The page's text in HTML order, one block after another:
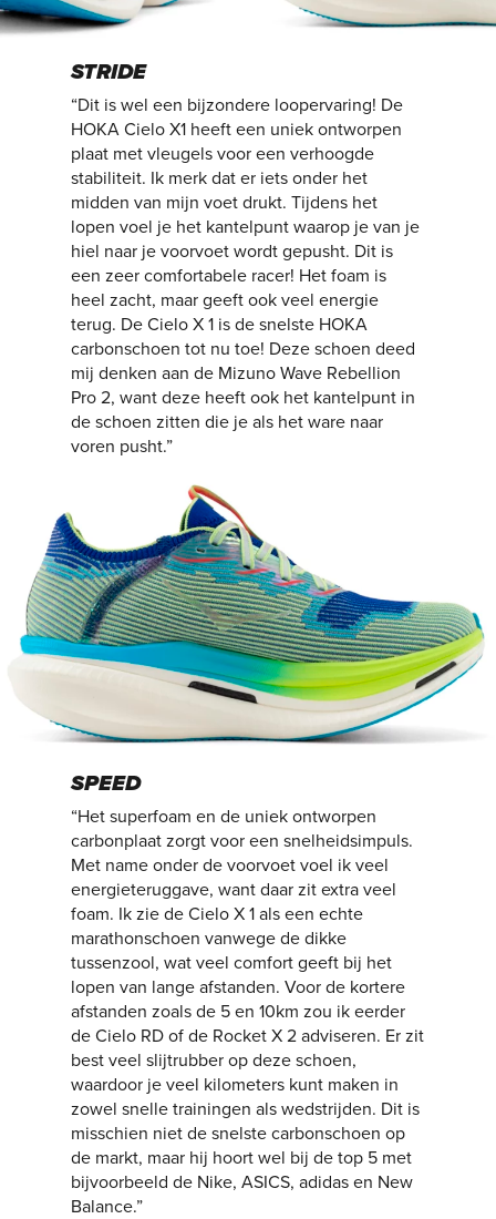
STRIDE
“Dit is wel een bijzondere loopervaring! De
HOKA Cielo X1 heeft een uniek ontworpen
plaat met vleugels voor een verhoogde
stabiliteit. Ik merk dat er iets onder het
midden van mijn voet drukt. Tijdens het
lopen voel je het kantelpunt waarop je van je
hiel naar je voorvoet wordt gepusht. Dit is
een zeer comfortabele racer! Het foam is
heel zacht, maar geeft ook veel energie
terug. De Cielo X 1 is de snelste HOKA
carbonschoen tot nu toe! Deze schoen deed
mij denken aan de Mizuno Wave Rebellion
Pro 2, want deze heeft ook het kantelpunt in
de schoen zitten die je als het ware naar
voren pusht.”
SPEED
“Het superfoam en de uniek ontworpen
carbonplaat zorgt voor een snelheidsimpuls.
Met name onder de voorvoet voel ik veel
energieteruggave, want daar zit extra veel
foam. Ik zie de Cielo X 1 als een echte
marathonschoen vanwege de dikke
tussenzool, wat veel comfort geeft bij het
lopen van lange afstanden. Voor de kortere
afstanden zoals de 5 en 10km zou ik eerder
de Cielo RD of de Rocket X 2 adviseren. Er zit
best veel slijtrubber op deze schoen,
waardoor je veel kilometers kunt maken in
zowel snelle trainingen als wedstrijden. Dit is
misschien niet de snelste carbonschoen op
de markt, maar hij hoort wel bij de top 5 met
bijvoorbeeld de Nike, ASICS, adidas en New
Balance.”